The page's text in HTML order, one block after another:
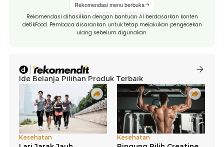
Rekomendasi menu berbuka
Rekomendasi dihasilkan dengan bantuan AI berdasarkan konten
detikFood. Pembaca disarankan untuk tetap melakukan pengecekan
ulang sebelum digunakan.